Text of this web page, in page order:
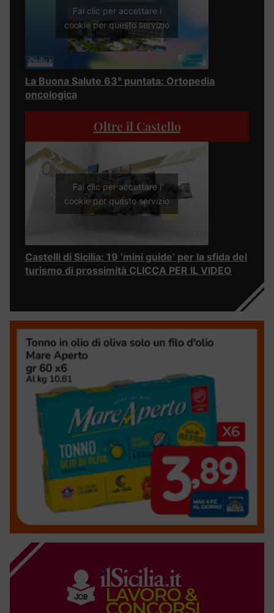
Fai clic per accettare i
cookie per questo servizio
La Buona Salute 63° puntata: Ortopedia
oncologica
Oltre il Castello
Fai clic per accettare i
cookie per questo servizio
Castelli di Sicilia: 19 ‘mini guide’ per la sfida del
turismo di prossimità CLICCA PER IL VIDEO